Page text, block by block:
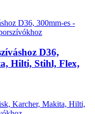
D36,
Hilti, Stihl, Flex,